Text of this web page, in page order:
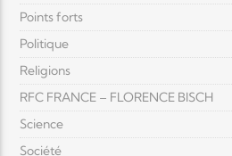
Points forts
Politique
Religions
RFC FRANCE – FLORENCE BISCH
Science
Société